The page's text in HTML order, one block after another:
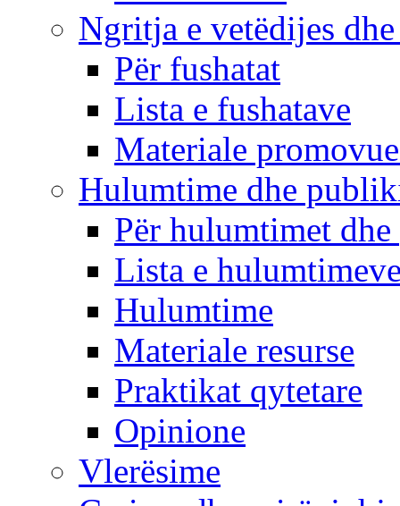
Ngritja e vetëdijes
Për fushatat
Lista e fushatave
Materiale
Hulumtime dhe
Për hulumtimet
Lista e
Hulumtime
Materiale resurse
Praktikat qytetare
Opinione
Vlerësime